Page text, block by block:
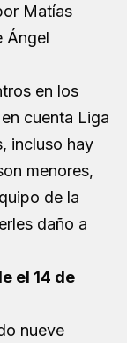
Matías
Ángel
en los
cuenta Liga
incluso hay
menores,
de la
daño a
el 14 de
nueve